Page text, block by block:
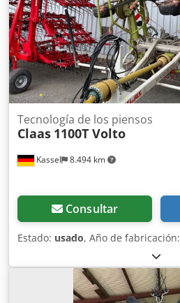
Kassel 8.494 km
Tecnología de los piensos
Claas 1100T Volto
Consultar
Estado: usado, Año de fabricación: